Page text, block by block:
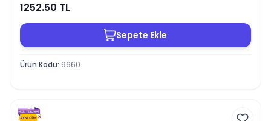
1252.50 TL
Sepete Ekle
Ürün Kodu: 9660